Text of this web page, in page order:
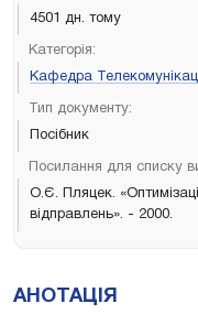
4501 дн. тому
Категорія:
Кафедра
Тип документу:
Посібник
Посилання для списку
О.Є. Пляцек.
відправлень». - 2000.
АНОТАЦІЯ